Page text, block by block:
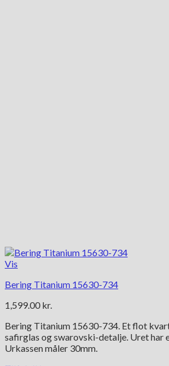
Vis
Bering Titanium 15630-734
1,599.00 kr.
Bering Titanium 15630-734. Et flot
safirglas og swarovski-detalje. Uret har
Urkassen måler 30mm.